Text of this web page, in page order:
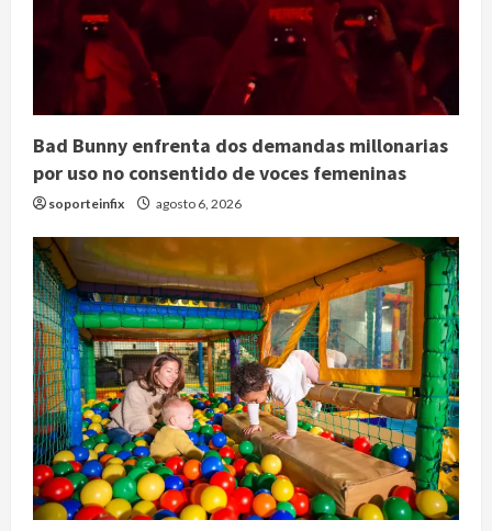
Bad Bunny enfrenta dos demandas millonarias
por uso no consentido de voces femeninas
soporteinfix agosto 6, 2026